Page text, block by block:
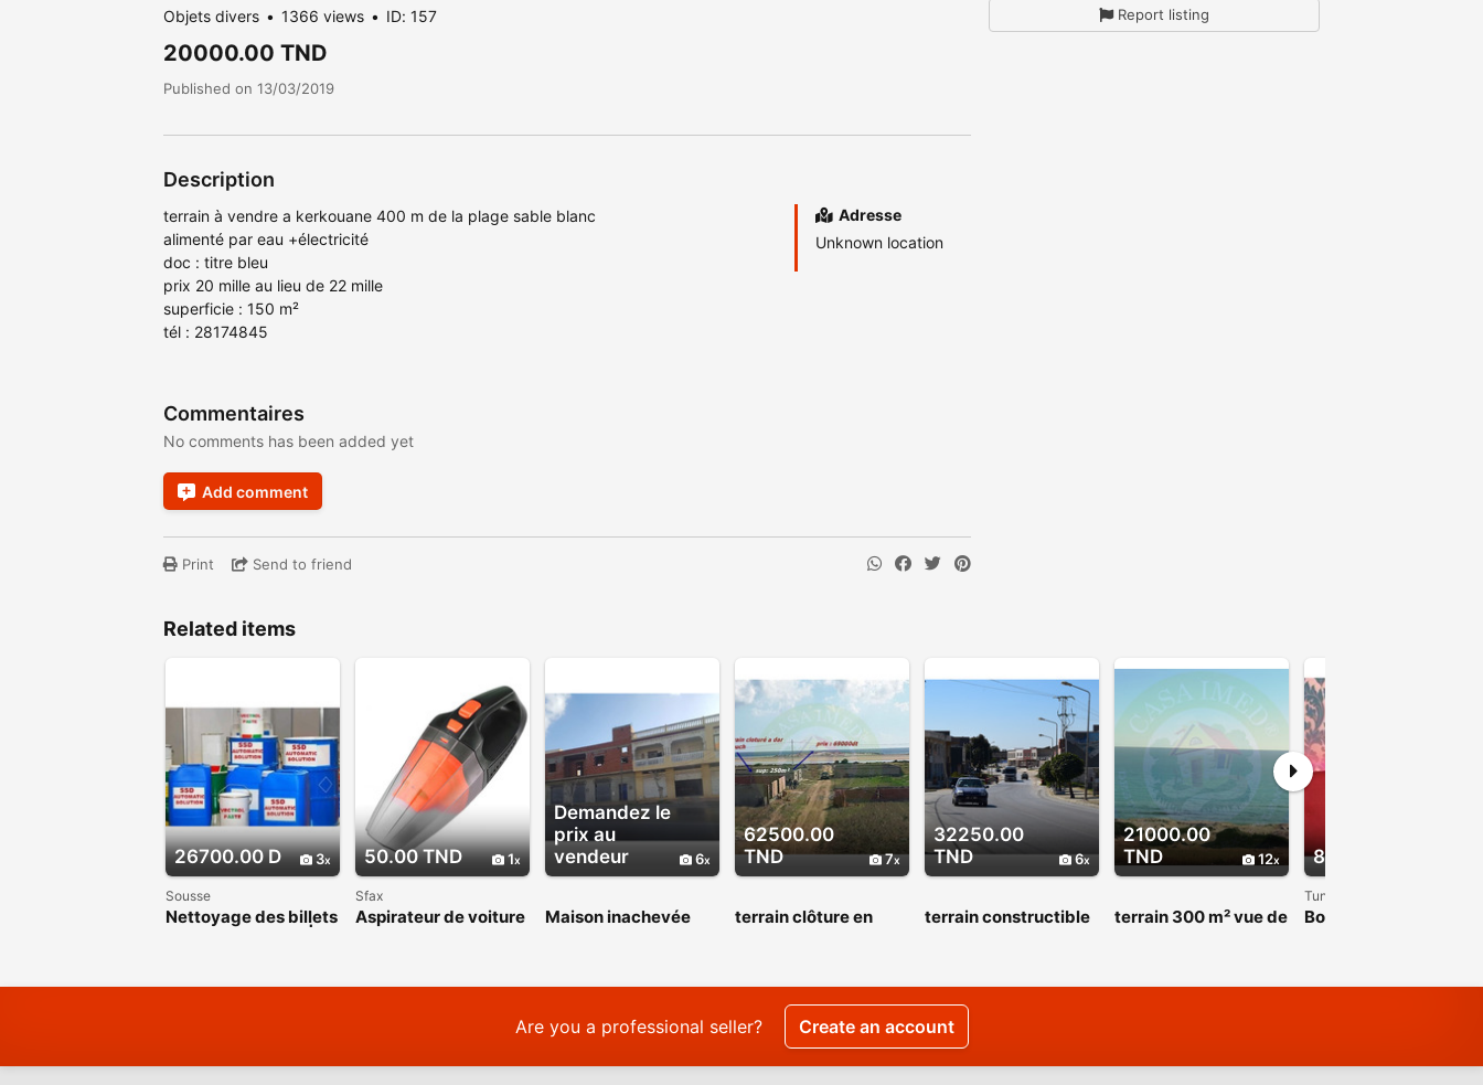
Objets divers 1366 views ID: 157
20000.00 TND
Published on 13/03/2019
Description
terrain à vendre a kerkouane 400 m de la plage sable blanc
alimenté par eau +électricité
doc : titre bleu
prix 20 mille au lieu de 22 mille
superficie : 150 m²
tél : 28174845
Adresse
Unknown location
Commentaires
No comments has been added yet
Add comment
Print Send to friend
Report listing
Related items
26700.00 D 3
Sousse
Nettoyage des billets
vert noir et autres|
50.00 TND 1
Sfax
Aspirateur de voiture
Demandez le
prix au
vendeur
6
Maison inachevée
62500.00
TND
7
terrain clôture en
32250.00
TND
6
terrain constructible
21000.00
TND
12
terrain 300 m² vue de
80.00 TND
Tunis
Bon massage Hana
Are you a professional seller? Create an account